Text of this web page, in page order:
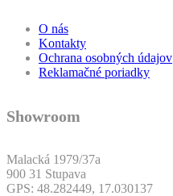
O nás
Kontakty
Ochrana osobných údajov
Reklamačné poriadky
Showroom
Malacká 1979/37a
900 31 Stupava
GPS: 48.282449, 17.030137